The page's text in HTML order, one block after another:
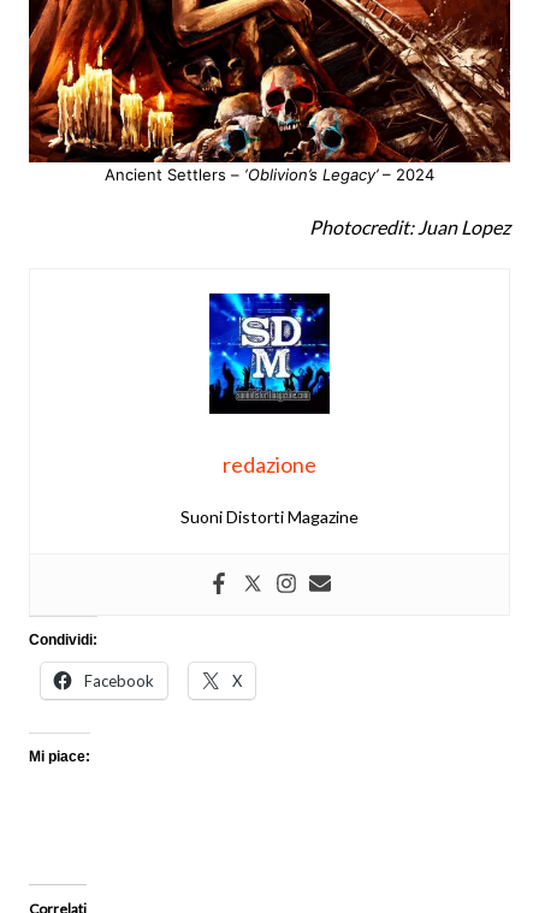
Ancient Settlers – ‘Oblivion’s Legacy’– 2024
Photocredit: Juan Lopez
redazione
Suoni Distorti Magazine
Condividi:
Facebook X
Mi piace:
Correlati